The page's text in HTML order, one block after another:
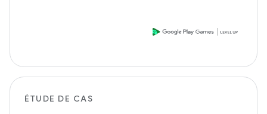
ÉTUDE DE CAS